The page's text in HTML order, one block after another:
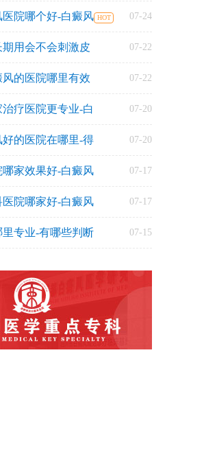
院哪个好-白癜风 07-24
用会不会刺激皮 07-22
的医院哪里有效 07-22
疗医院更专业-白 07-20
的医院在哪里-得 07-20
家效果好-白癜风 07-17
院哪家好-白癜风 07-17
专业-有哪些判断 07-15